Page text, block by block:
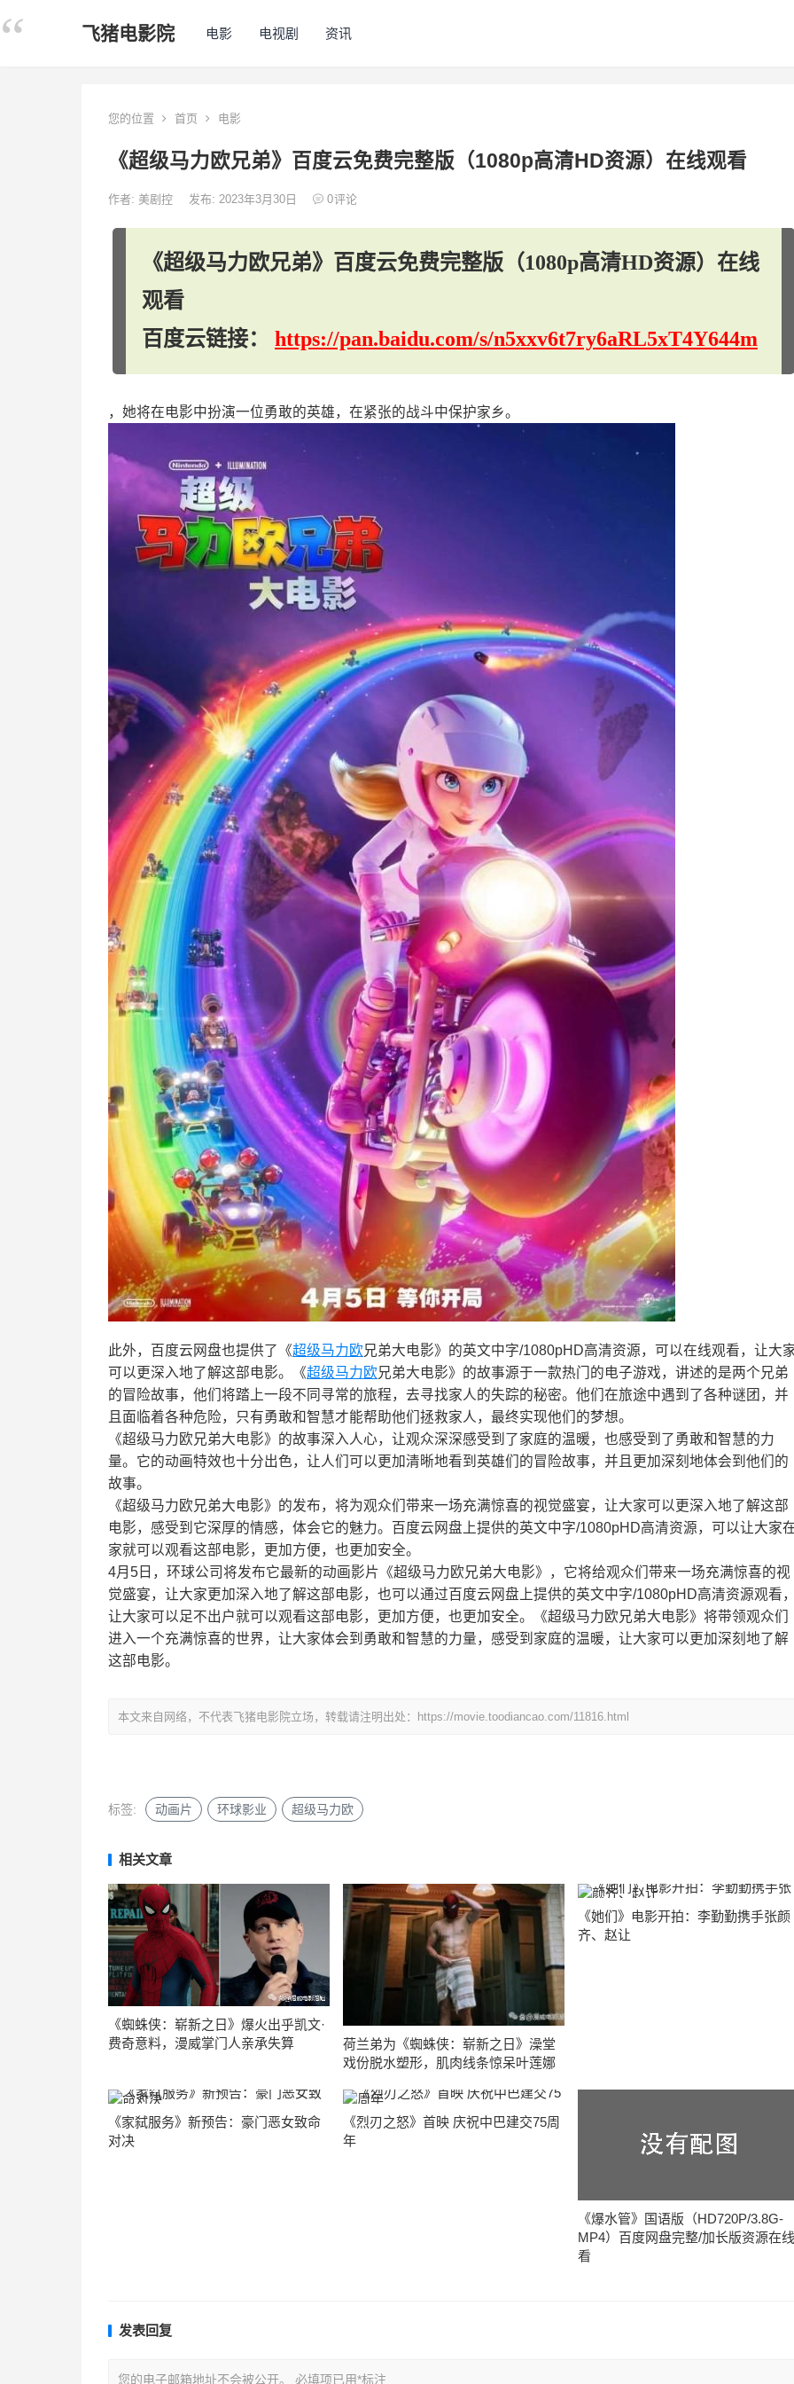
飞猪电影院 电影 电视剧 资讯
您的位置 首页 电影
《超级马力欧兄弟》百度云免费完整版（1080p高清HD资源）在线观看
作者: 美剧控 发布: 2023年3月30日 0评论
《超级马力欧兄弟》百度云免费完整版（1080p高清HD资源）在线
观看
百度云链接： https://pan.baidu.com/s/n5xxv6t7ry6aRL5xT4Y644m
，她将在电影中扮演一位勇敢的英雄，在紧张的战斗中保护家乡。
此外，百度云网盘也提供了《超级马力欧兄弟大电影》的英文中字/1080pHD高清资源，可以在线观看，让大
可以更深入地了解这部电影。《超级马力欧兄弟大电影》的故事源于一款热门的电子游戏，讲述的是两个兄弟
的冒险故事，他们将踏上一段不同寻常的旅程，去寻找家人的失踪的秘密。他们在旅途中遇到了各种谜团，并
且面临着各种危险，只有勇敢和智慧才能帮助他们拯救家人，最终实现他们的梦想。
《超级马力欧兄弟大电影》的故事深入人心，让观众深深感受到了家庭的温暖，也感受到了勇敢和智慧的力
量。它的动画特效也十分出色，让人们可以更加清晰地看到英雄们的冒险故事，并且更加深刻地体会到他们的
故事。
《超级马力欧兄弟大电影》的发布，将为观众们带来一场充满惊喜的视觉盛宴，让大家可以更深入地了解这部
电影，感受到它深厚的情感，体会它的魅力。百度云网盘上提供的英文中字/1080pHD高清资源，可以让大家
家就可以观看这部电影，更加方便，也更加安全。
4月5日，环球公司将发布它最新的动画影片《超级马力欧兄弟大电影》，它将给观众们带来一场充满惊喜的视
觉盛宴，让大家更加深入地了解这部电影，也可以通过百度云网盘上提供的英文中字/1080pHD高清资源观看
让大家可以足不出户就可以观看这部电影，更加方便，也更加安全。《超级马力欧兄弟大电影》将带领观众们
进入一个充满惊喜的世界，让大家体会到勇敢和智慧的力量，感受到家庭的温暖，让大家可以更加深刻地了解
这部电影。
本文来自网络，不代表飞猪电影院立场，转载请注明出处：https://movie.toodiancao.com/11816.html
标签: 动画片 环球影业 超级马力欧
相关文章
《蜘蛛侠：崭新之日》爆火出乎凯文·
费奇意料，漫威掌门人亲承失算
荷兰弟为《蜘蛛侠：崭新之日》澡堂
戏份脱水塑形，肌肉线条惊呆叶莲娜
《她们》电影开拍：李勤勤携手张颜
齐、赵让
《家弑服务》新预告：豪门恶女致命
对决
《烈刃之怒》首映 庆祝中巴建交75周
年
《爆水管》国语版（HD720P/3.8G-
MP4）百度网盘完整/加长版资源在
看
发表回复
您的电子邮箱地址不会被公开。 必填项已用*标注